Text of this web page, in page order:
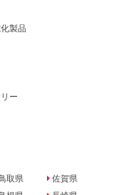
製品
ー
取県
佐賀県